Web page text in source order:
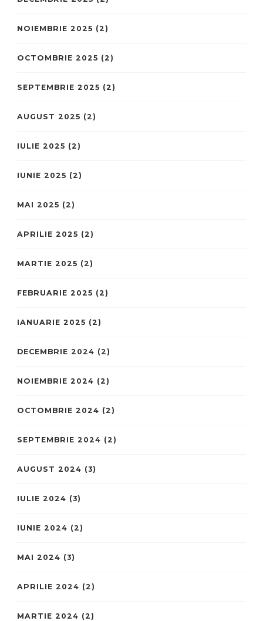
NOIEMBRIE 2025 (2)
OCTOMBRIE 2025 (2)
SEPTEMBRIE 2025 (2)
AUGUST 2025 (2)
IULIE 2025 (2)
IUNIE 2025 (2)
MAI 2025 (2)
APRILIE 2025 (2)
MARTIE 2025 (2)
FEBRUARIE 2025 (2)
IANUARIE 2025 (2)
DECEMBRIE 2024 (2)
NOIEMBRIE 2024 (2)
OCTOMBRIE 2024 (2)
SEPTEMBRIE 2024 (2)
AUGUST 2024 (3)
IULIE 2024 (3)
IUNIE 2024 (2)
MAI 2024 (3)
APRILIE 2024 (2)
MARTIE 2024 (2)